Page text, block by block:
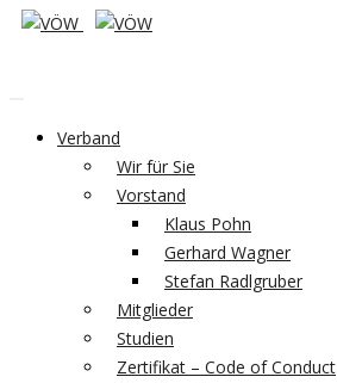
Verband
Wir für Sie
Vorstand
Klaus Pohn
Gerhard Wagner
Stefan Radlgruber
Mitglieder
Studien
Zertifikat – Code of Conduct